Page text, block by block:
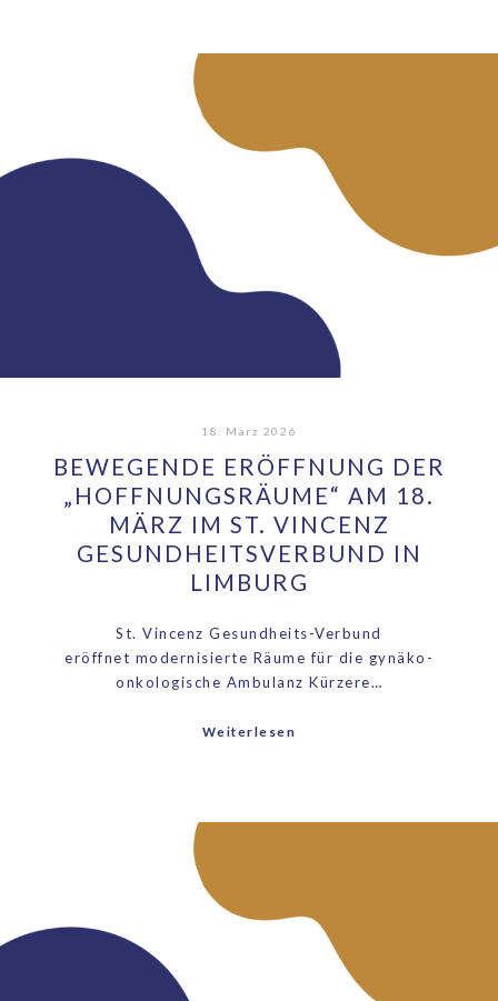
18. März 2026
BEWEGENDE ERÖFFNUNG DER
„HOFFNUNGSRÄUME“ AM 18.
MÄRZ IM ST. VINCENZ
GESUNDHEITSVERBUND IN
LIMBURG
St. Vincenz Gesundheits-Verbund
eröffnet modernisierte Räume für die gynäko-
onkologische Ambulanz Kürzere…
Weiterlesen